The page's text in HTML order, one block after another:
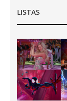
LISTAS